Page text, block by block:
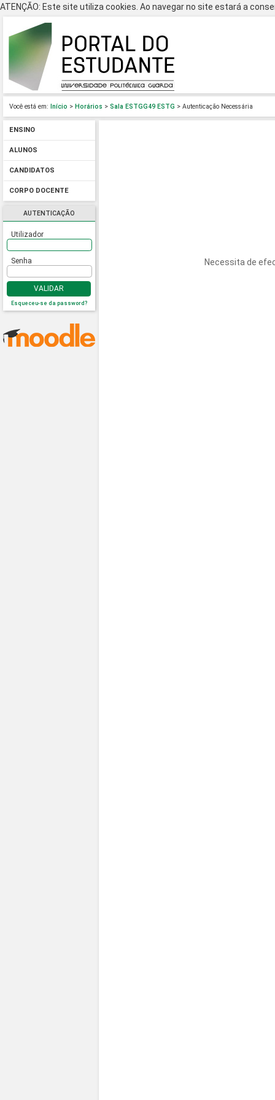
ATENÇÃO: Este site utiliza cookies. Ao navegar no site estará a
Você está em: Início > Horários > Sala ESTGG49 ESTG > Autenticação Necessária
ENSINO
ALUNOS
CANDIDATOS
CORPO DOCENTE
AUTENTICAÇÃO
Utilizador
Senha
VALIDAR
Esqueceu-se da password?
Necessita de